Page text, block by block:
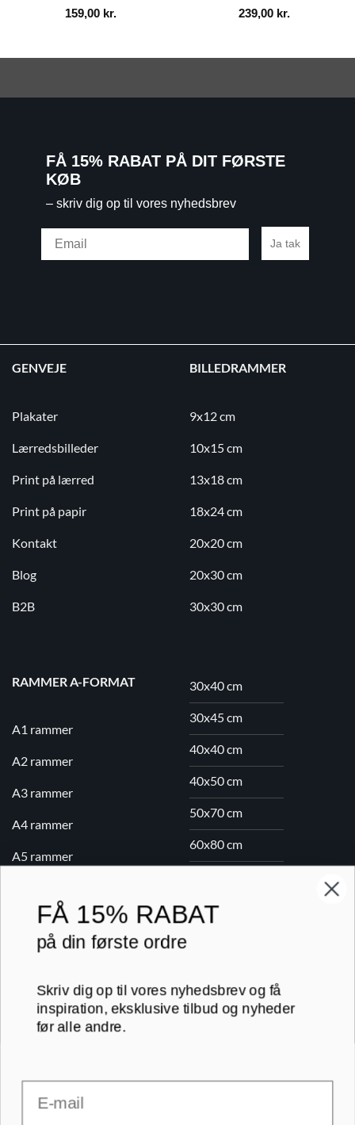
159,00 kr. 239,00 kr.
FÅ 15% RABAT PÅ DIT FØRSTE
KØB
– skriv dig op til vores nyhedsbrev
Ja tak
GENVEJE
Plakater
Lærredsbilleder
Print på lærred
Print på papir
Kontakt
Blog
B2B
BILLEDRAMMER
9x12 cm
10x15 cm
13x18 cm
18x24 cm
20x20 cm
20x30 cm
30x30 cm
RAMMER A-FORMAT
A1 rammer
A2 rammer
A3 rammer
A4 rammer
A5 rammer
30x40 cm
30x45 cm
40x40 cm
40x50 cm
50x70 cm
60x80 cm
Printogrammer.dk · Navervej 21 · 8382 Hinnerup · CVR 40736166 ·
(+45) 8844 1630 · kundeservice@printogrammer.dk
© 2026 Printogrammer.dk
FÅ 15% RABAT
på din første ordre
Skriv dig op til vores nyhedsbrev og få
inspiration, eksklusive tilbud og nyheder
før alle andre.